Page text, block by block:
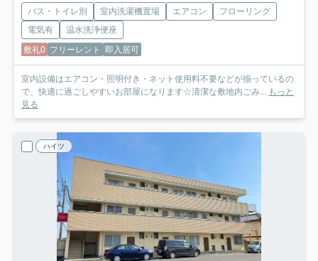
バス・トイレ別 室内洗濯機置場 エアコン
フローリング
電気有
温水洗浄便座
敷礼0 フリーレント 即入居可
室内設備はエアコン・照明付き・ネット使用料不要などが揃っているの
で、快適に過ごしやすいお部屋になります☆清潔な敷地内ごみ... もっと
見る
ハイツ